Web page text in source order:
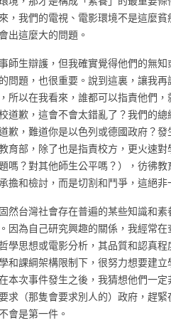
，我們的電視、電影環境不是這麼
出這麼大的問題。
師生辯護，但我確實覺得他們的無
問題，也很重要。說到這裏，讓我
所以在我看來，誰都可以指責他們
道歉，這會不會太錯亂了？我們的
歉，難道你是以色列或德國政府？
育部，除了也是指責校方，更火速
嗎？對其他師生公平嗎？），彷彿
擔和檢討，而是切割和鬥爭，這絕非
然台灣社會存在普遍的某些知識和
因為自己研究興趣的關係，我經常
學思想或電影分析，其品質和認真
和課綱架構限制下，很努力想要建
本次事件發生之後，我猜想他們一
求（那隻會要求別人的）政府，趕
會是第一件。